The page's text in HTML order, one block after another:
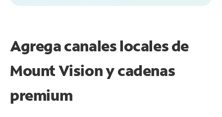
Agrega canales locales de
Mount Vision y cadenas
premium